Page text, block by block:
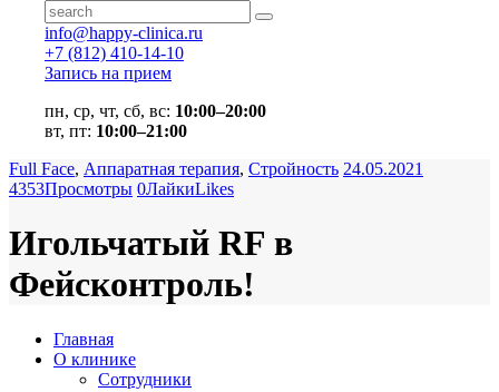
info@happy-clinica.ru
+7 (812) 410-14-10
Запись на прием
пн, ср, чт, сб, вс: 10:00–20:00
вт, пт: 10:00–21:00
Full Face, Аппаратная терапия, Стройность 24.05.2021
4353Просмотры 0ЛайкиLikes
Игольчатый RF в
Фейсконтроль!
Главная
О клинике
Сотрудники